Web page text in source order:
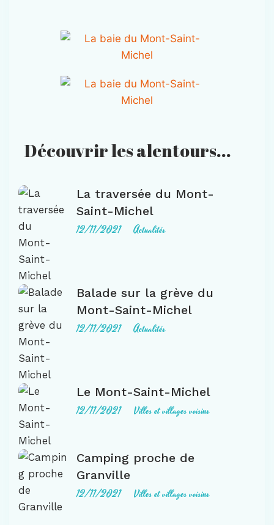
Découvrir les alentours...
La traversée du Mont-
Saint-Michel
12/11/2021
Actualités
Balade sur la grève du
Mont-Saint-Michel
12/11/2021
Actualités
Le Mont-Saint-Michel
12/11/2021
Villes et villages voisins
Camping proche de
Granville
12/11/2021
Villes et villages voisins